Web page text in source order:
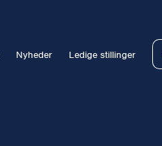
Nyheder Ledige stillinger